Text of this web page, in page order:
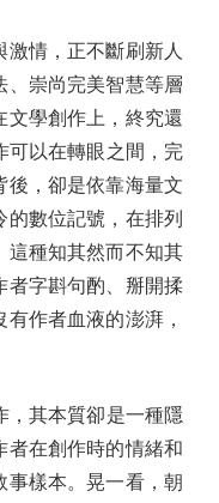
情，正不斷刷新人
、崇尚完美智慧等層
文學創作上，終究還
可以在轉眼之間，完
後，卻是依靠海量文
數位記號，在排列
這種知其然而不知其
者字斟句酌、掰開揉
作者血液的澎湃，
其本質卻是一種隱
者在創作時的情緒和
事樣本。晃一看，朝